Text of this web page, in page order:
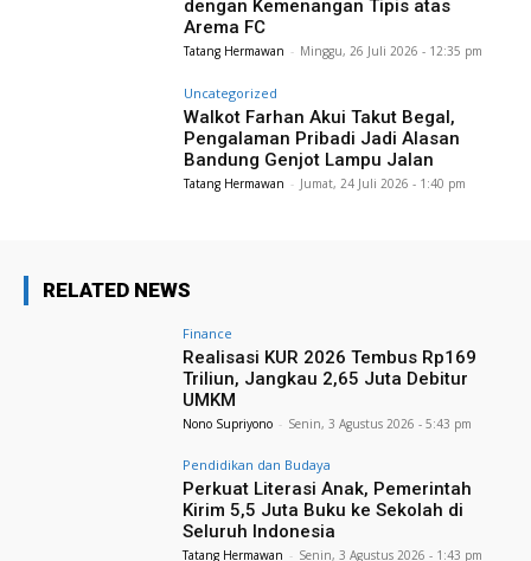
dengan Kemenangan Tipis atas
Arema FC
Tatang Hermawan - Minggu, 26 Juli 2026 - 12:35 pm
Uncategorized
Walkot Farhan Akui Takut Begal,
Pengalaman Pribadi Jadi Alasan
Bandung Genjot Lampu Jalan
Tatang Hermawan - Jumat, 24 Juli 2026 - 1:40 pm
RELATED NEWS
Finance
Realisasi KUR 2026 Tembus Rp169
Triliun, Jangkau 2,65 Juta Debitur
UMKM
Nono Supriyono - Senin, 3 Agustus 2026 - 5:43 pm
Pendidikan dan Budaya
Perkuat Literasi Anak, Pemerintah
Kirim 5,5 Juta Buku ke Sekolah di
Seluruh Indonesia
Tatang Hermawan - Senin, 3 Agustus 2026 - 1:43 pm